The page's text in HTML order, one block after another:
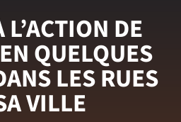
L’ACTION DE
QUELQUES
LES RUES
VILLE